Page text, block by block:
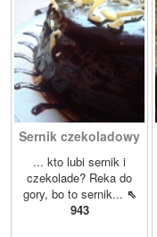
Sernik czekoladowy
... kto lubi sernik i
czekolade? Reka do
gory, bo to sernik... ⇖
943